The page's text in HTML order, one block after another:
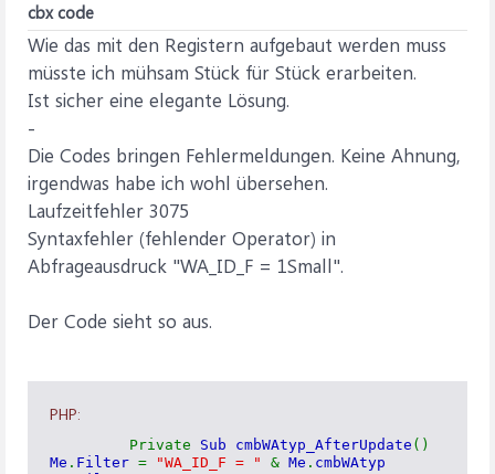
cbx code
Wie das mit den Registern aufgebaut werden muss
müsste ich mühsam Stück für Stück erarbeiten.
Ist sicher eine elegante Lösung.
-
Die Codes bringen Fehlermeldungen. Keine Ahnung,
irgendwas habe ich wohl übersehen.
Laufzeitfehler 3075
Syntaxfehler (fehlender Operator) in
Abfrageausdruck "WA_ID_F = 1Small".
Der Code sieht so aus.
PHP:
Private Sub cmbWAtyp_AfterUpdate ()
Me . Filter = "WA_ID_F = " & Me . cmbWAtyp